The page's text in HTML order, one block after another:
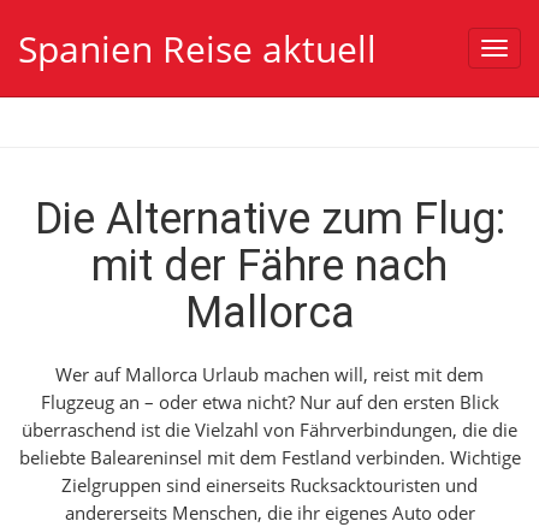
Spanien Reise aktuell
Die Alternative zum Flug:
mit der Fähre nach
Mallorca
Wer auf Mallorca Urlaub machen will, reist mit dem
Flugzeug an – oder etwa nicht? Nur auf den ersten Blick
überraschend ist die Vielzahl von Fährverbindungen, die die
beliebte Baleareninsel mit dem Festland verbinden. Wichtige
Zielgruppen sind einerseits Rucksacktouristen und
andererseits Menschen, die ihr eigenes Auto oder